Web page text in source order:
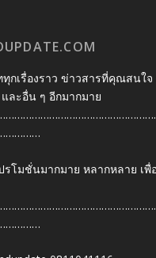
กเรื่องราว ข่าวสารที่คุณสนใจ
ละอื่น ๆ อีกมากมาย
รโมชั่นมากมาย หลากหลาย เ